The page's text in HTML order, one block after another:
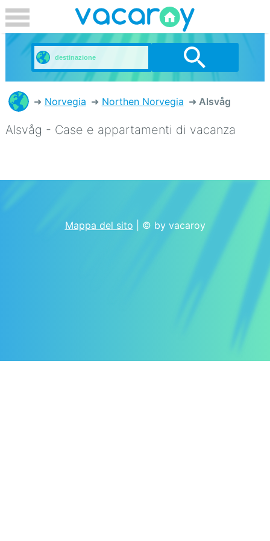
Norvegia Northen Norvegia Alsvåg
Alsvåg - Case e appartamenti di vacanza
Mappa del sito | © by vacaroy